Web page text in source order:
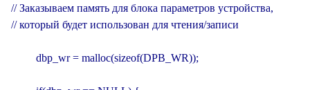
// Заказываем память для блока параметров устройства,
// который будет использован для чтения/записи
         dbp_wr = malloc(sizeof(DPB_WR));